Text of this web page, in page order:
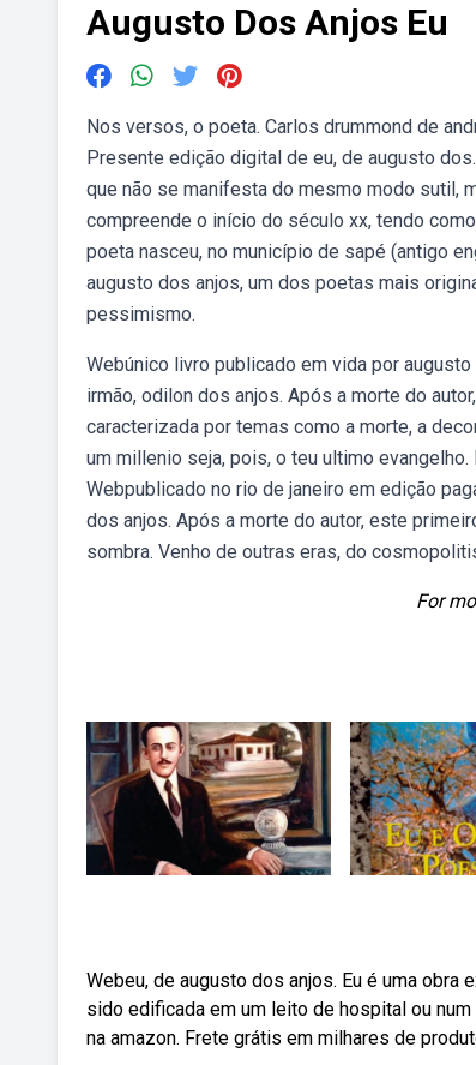
Augusto Dos Anjos Eu
Nos versos, o poeta. Carlos drummond de
Presente edição digital de eu, de augusto
que não se manifesta do mesmo modo sutil,
compreende o início do século xx, tendo
poeta nasceu, no município de sapé (antigo
augusto dos anjos, um dos poetas mais
pessimismo.
Webúnico livro publicado em vida por
irmão, odilon dos anjos. Após a morte do
caracterizada por temas como a morte, a
um millenio seja, pois, o teu ultimo
Webpublicado no rio de janeiro em edição
dos anjos. Após a morte do autor, este
sombra. Venho de outras eras, do
For
Webeu, de augusto dos anjos. Eu é uma
sido edificada em um leito de hospital ou
na amazon. Frete grátis em milhares de